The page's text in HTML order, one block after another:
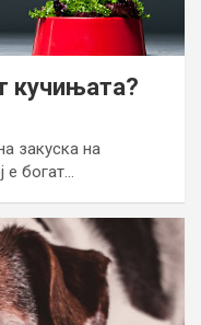
кучињата?
закуска на
е богат…